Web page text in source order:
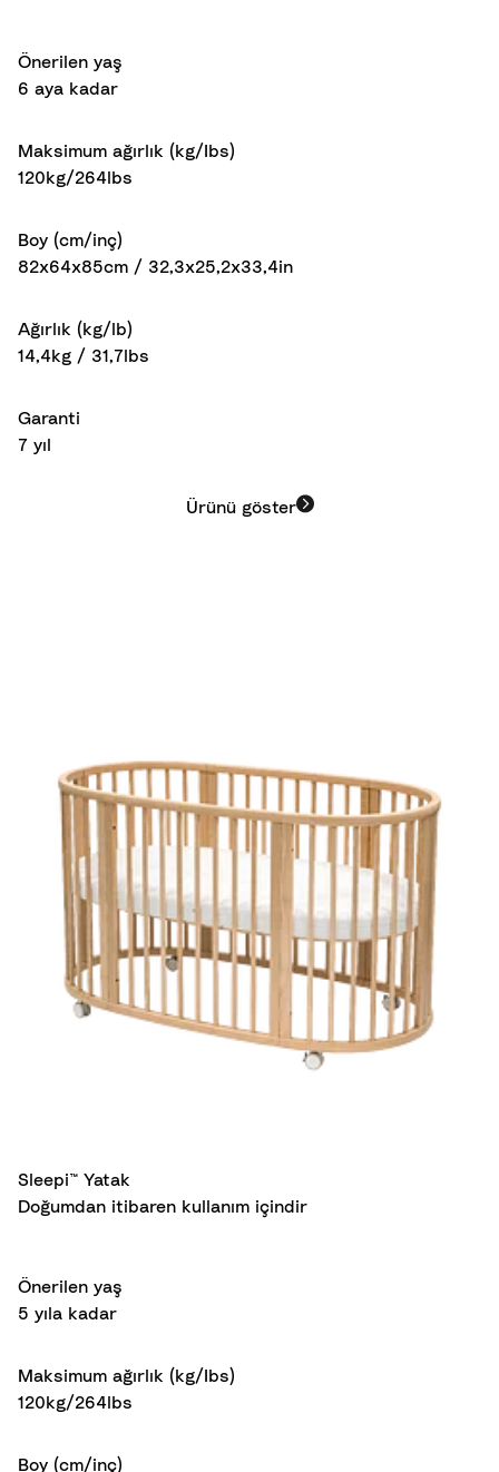
Önerilen yaş
6 aya kadar
Maksimum ağırlık (kg/Ibs)
120kg/264lbs
Boy (cm/inç)
82x64x85cm / 32,3x25,2x33,4in
Ağırlık (kg/lb)
14,4kg / 31,7lbs
Garanti
7 yıl
Ürünü göster
Sleepi™ Yatak
Doğumdan itibaren kullanım içindir
Önerilen yaş
5 yıla kadar
Maksimum ağırlık (kg/Ibs)
120kg/264lbs
Boy (cm/inç)